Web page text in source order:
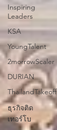
Inspiring
Leaders
KSA
YoungTalent
2morrowScaler
DURIAN
ThailandTakeoff
ธุรกิจติด
เทอร์โบ